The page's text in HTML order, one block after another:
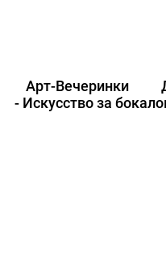
Арт-Вечеринки
- Искусство за